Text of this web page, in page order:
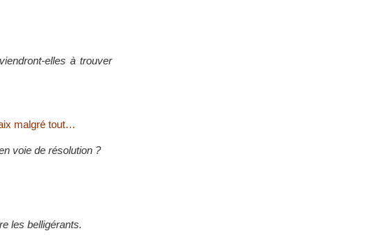
elles à trouver
malgré tout…
voie de résolution ?
les belligérants.